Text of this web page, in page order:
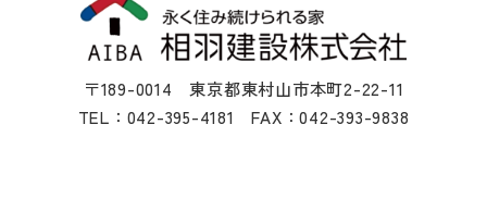
〒189-0014 東京都東村山市本町2-22-11
TEL：042-395-4181 FAX：042-393-9838